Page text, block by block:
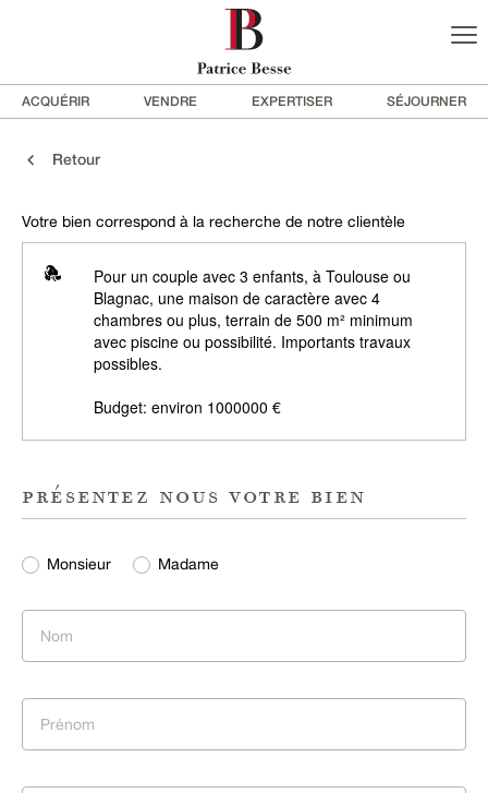
ACQUÉRIR VENDRE EXPERTISER SÉJOURNER
Retour
Votre bien correspond à la recherche de notre clientèle
Pour un couple avec 3 enfants, à Toulouse ou
Blagnac, une maison de caractère avec 4
chambres ou plus, terrain de 500 m² minimum
avec piscine ou possibilité. Importants travaux
possibles.
Budget: environ 1000000 €
présentez nous votre bien
Monsieur Madame